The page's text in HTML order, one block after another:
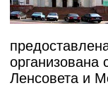
Ленсовета и